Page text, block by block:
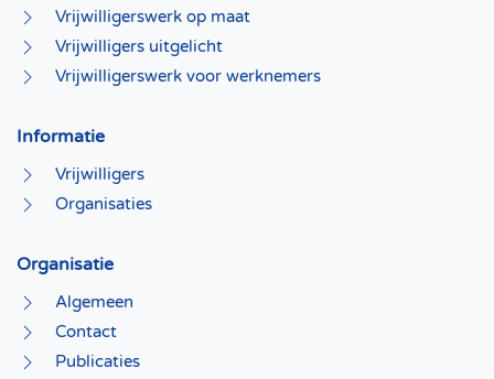
Vrijwilligerswerk op maat
Vrijwilligers uitgelicht
Vrijwilligerswerk voor werknemers
Informatie
Vrijwilligers
Organisaties
Organisatie
Algemeen
Contact
Publicaties